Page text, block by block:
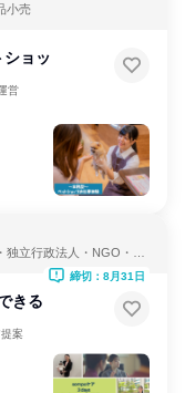
小売
ショッ
営
立行政法人・NGO・N
きる
案
締切：8月31日